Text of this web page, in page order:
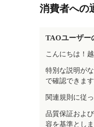
消費者への
TAOユーザー
こんにちは！
特別な説明が
で確認できます
関連規則に従
品質保証およ
容を基準としま